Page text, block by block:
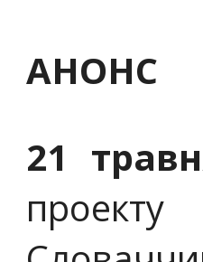
АНОНС
21